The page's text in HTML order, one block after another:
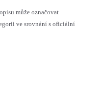
může označovat
ve srovnání s oficiální